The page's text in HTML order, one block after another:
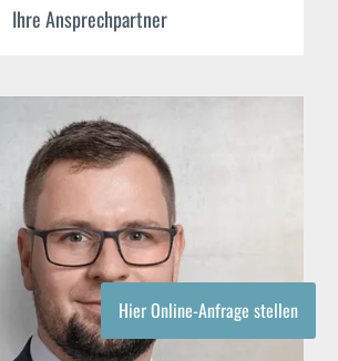
Hier Online-Anfrage stellen
Ihre Ansprechpartner